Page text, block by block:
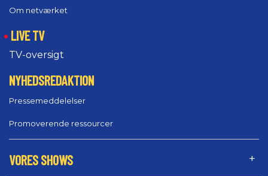
Om netværket
LIVE TV
TV-oversigt
NYHEDSREDAKTION
Pressemeddelelser
Promoverende ressourcer
VORES SHOWS